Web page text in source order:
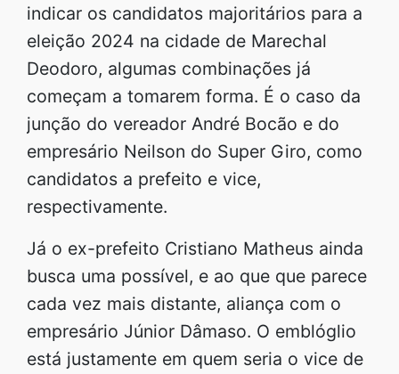
indicar os candidatos majoritários para a
eleição 2024 na cidade de Marechal
Deodoro, algumas combinações já
começam a tomarem forma. É o caso da
junção do vereador André Bocão e do
empresário Neilson do Super Giro, como
candidatos a prefeito e vice,
respectivamente.
Já o ex-prefeito Cristiano Matheus ainda
busca uma possível, e ao que que parece
cada vez mais distante, aliança com o
empresário Júnior Dâmaso. O emblóglio
está justamente em quem seria o vice de